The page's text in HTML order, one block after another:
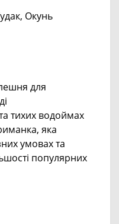
Окунь
для
тихих водоймах
яка
умовах та
популярних